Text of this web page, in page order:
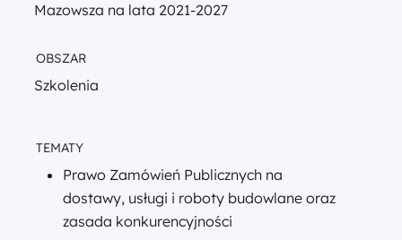
Mazowsza na lata 2021-2027
OBSZAR
Szkolenia
TEMATY
Prawo Zamówień Publicznych na
dostawy, usługi i roboty budowlane oraz
zasada konkurencyjności